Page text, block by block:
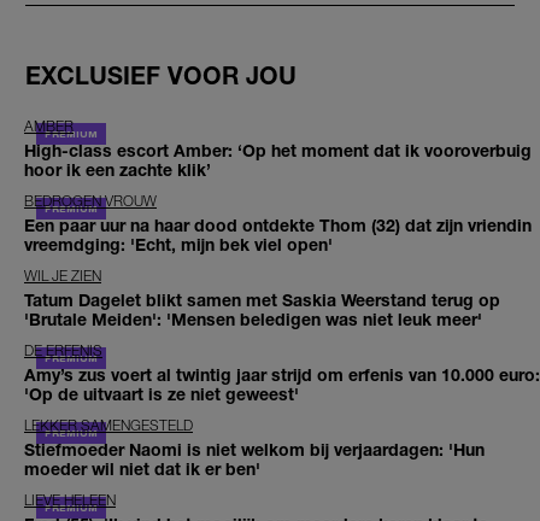
EXCLUSIEF VOOR JOU
AMBER
High-class escort Amber: ‘Op het moment dat ik vooroverbuig
hoor ik een zachte klik’
BEDROGEN VROUW
Een paar uur na haar dood ontdekte Thom (32) dat zijn vriendin
vreemdging: 'Echt, mijn bek viel open'
WIL JE ZIEN
Tatum Dagelet blikt samen met Saskia Weerstand terug op
'Brutale Meiden': 'Mensen beledigen was niet leuk meer'
DE ERFENIS
Amy’s zus voert al twintig jaar strijd om erfenis van 10.000 euro:
'Op de uitvaart is ze niet geweest'
LEKKER SAMENGESTELD
Stiefmoeder Naomi is niet welkom bij verjaardagen: 'Hun
moeder wil niet dat ik er ben'
LIEVE HELEEN